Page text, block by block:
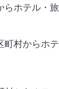
らホテル・
町村からホ